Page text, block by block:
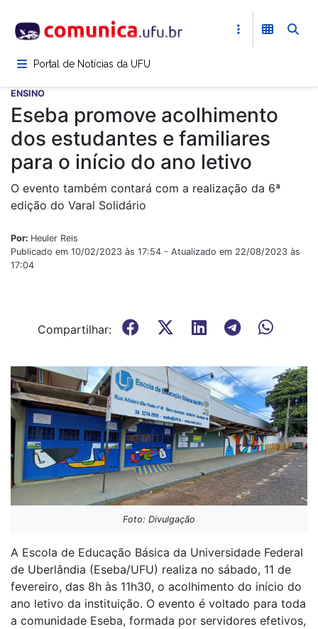
para
conteúdoPortal de Notícias da UFU
ENSINO
Eseba promove acolhimento
dos estudantes e familiares
para o início do ano letivo
O evento também contará com a realização da 6ª
edição do Varal Solidário
Por: Heuler Reis
Publicado em 10/02/2023 às 17:54 - Atualizado em 22/08/2023 às
17:04
Compartilhar:
Foto: Divulgação
A Escola de Educação Básica da Universidade Federal
de Uberlândia (Eseba/UFU) realiza no sábado, 11 de
fevereiro, das 8h às 11h30, o acolhimento do início do
ano letivo da instituição. O evento é voltado para toda
a comunidade Eseba, formada por servidores efetivos,